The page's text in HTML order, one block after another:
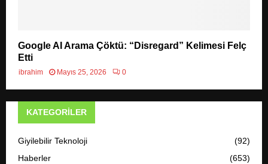
Google AI Arama Çöktü: “Disregard” Kelimesi Felç
Etti
ibrahim Mayıs 25, 2026 0
KATEGORILER
Giyilebilir Teknoloji
(92)
Haberler
(653)